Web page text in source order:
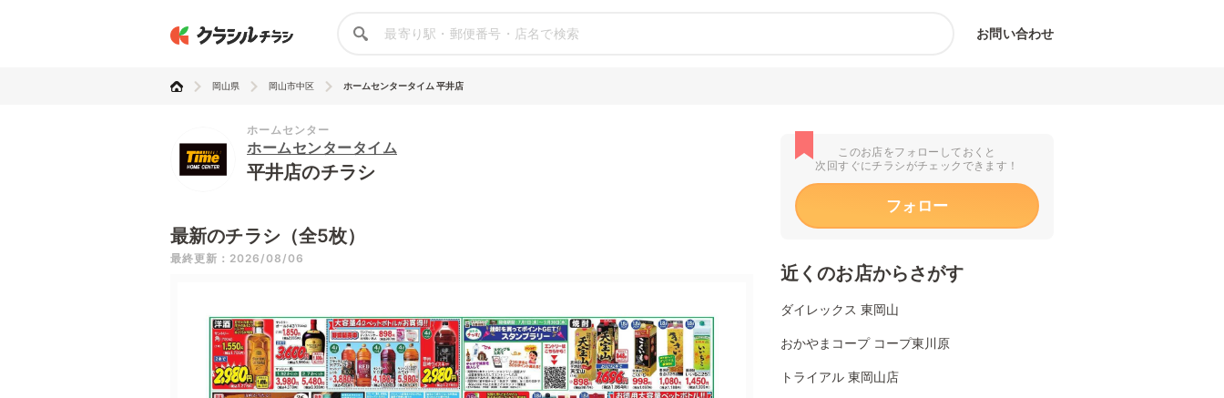
お問い合わせ
岡山県 岡山市中区 ホームセンタータイム 平井店
ホームセンター
ホームセンタータイム
平井店のチラシ
最新のチラシ（全5枚）
最終更新：2026/08/06
このお店をフォローしておくと
次回すぐにチラシがチェックできます！
フォロー
近くのお店からさがす
ダイレックス 東岡山
おかやまコープ コープ東川原
トライアル 東岡山店